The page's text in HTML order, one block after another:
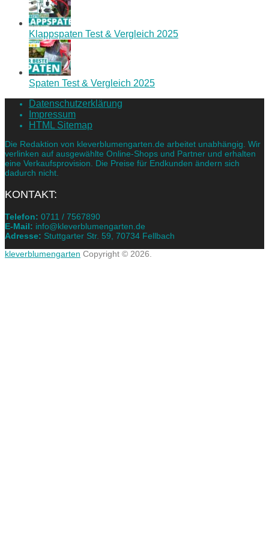
Klappspaten Test & Vergleich 2025
Spaten Test & Vergleich 2025
Datenschutzerklärung
Impressum
HTML Sitemap
Die Redaktion von kleverblumengarten.de arbeitet unabhängig. Wir
verlinken auf ausgewählte Online-Shops und Partner und erhalten
eine Verkaufsprovision. Die Preise für Endkunden ändern sich
dadurch nicht.
KONTAKT:
Telefon: 0711 / 7567890
E-Mail: info@kleverblumengarten.de
Adresse: Stuttgarter Str. 59, 70734 Fellbach
kleverblumengarten Copyright © 2026.